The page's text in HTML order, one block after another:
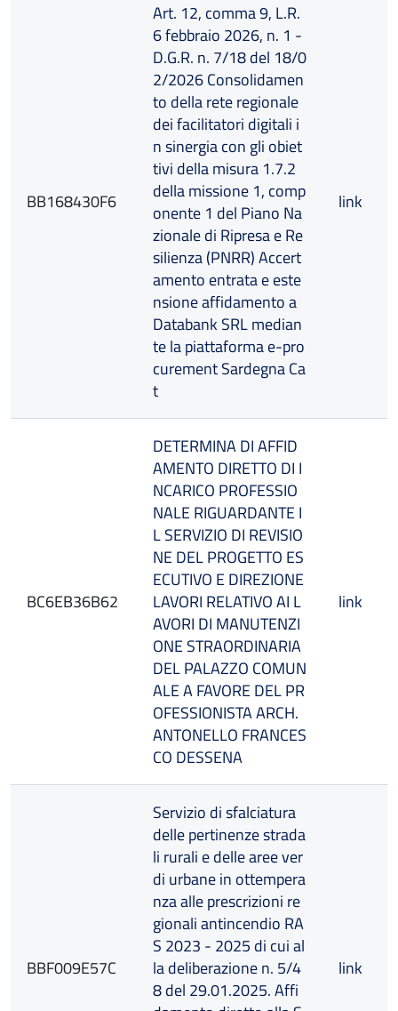
BB168430F6
Art. 12, comma 9, L.R.
6 febbraio 2026, n. 1 -
D.G.R. n. 7/18 del 18/0
2/2026 Consolidamen
to della rete regionale
dei facilitatori digitali i
n sinergia con gli obiet
tivi della misura 1.7.2
della missione 1, comp
onente 1 del Piano Na
zionale di Ripresa e Re
silienza (PNRR) Accert
amento entrata e este
nsione affidamento a
Databank SRL median
te la piattaforma e-pro
curement Sardegna Ca
t
link
BC6EB36B62
DETERMINA DI AFFID
AMENTO DIRETTO DI I
NCARICO PROFESSIO
NALE RIGUARDANTE I
L SERVIZIO DI REVISIO
NE DEL PROGETTO ES
ECUTIVO E DIREZIONE
LAVORI RELATIVO AI L
AVORI DI MANUTENZI
ONE STRAORDINARIA
DEL PALAZZO COMUN
ALE A FAVORE DEL PR
OFESSIONISTA ARCH.
ANTONELLO FRANCES
CO DESSENA
link
BBF009E57C
Servizio di sfalciatura
delle pertinenze strada
li rurali e delle aree ver
di urbane in ottempera
nza alle prescrizioni re
gionali antincendio RA
S 2023 - 2025 di cui al
la deliberazione n. 5/4
8 del 29.01.2025. Affi
link